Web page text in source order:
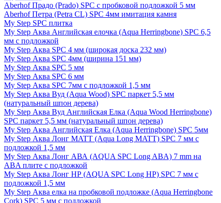
Aberhof Прадо (Prado) SPC с пробковой подложкой 5 мм
Aberhof Петра (Petra CL) SPC 4мм имитация камня
My Step SPC плитка
My Step Аква Английская елочка (Aqua Herringbone) SPC 6,5
мм с подложкой
My Step Аква SPC 4 мм (широкая доска 232 мм)
My Step Аква SPC 4мм (ширина 151 мм)
My Step Аква SPC 5 мм
My Step Аква SPC 6 мм
My Step Аква SPC 7мм c подложкой 1,5 мм
My Step Аква Вуд (Aqua Wood) SPC паркет 5,5 мм
(натуральный шпон дерева)
My Step Аква Вуд Английская Елка (Aqua Wood Herringbone)
SPC паркет 5,5 мм (натуральный шпон дерева)
My Step Аква Английская Елка (Aqua Herringbone) SPC 5мм
My Step Аква Лонг MATT (Aqua Long MATT) SPC 7 мм с
подложкой 1,5 мм
My Step Аква Лонг АВА (AQUA SPC Long ABA) 7 mm на
ABA плите с подложкой
My Step Аква Лонг НР (AQUA SPC Long HP) SPC 7 мм с
подложкой 1,5 мм
My Step Аква елка на пробковой подложке (Aqua Herringbone
Cork) SPC 5 мм с подложкой